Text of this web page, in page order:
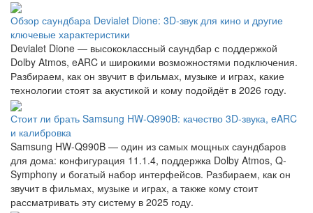
Обзор саундбара Devialet Dione: 3D-звук для кино и другие
ключевые характеристики
Devialet Dione — высококлассный саундбар с поддержкой
Dolby Atmos, eARC и широкими возможностями подключения.
Разбираем, как он звучит в фильмах, музыке и играх, какие
технологии стоят за акустикой и кому подойдёт в 2026 году.
Стоит ли брать Samsung HW-Q990B: качество 3D-звука, eARC
и калибровка
Samsung HW-Q990B — один из самых мощных саундбаров
для дома: конфигурация 11.1.4, поддержка Dolby Atmos, Q-
Symphony и богатый набор интерфейсов. Разбираем, как он
звучит в фильмах, музыке и играх, а также кому стоит
рассматривать эту систему в 2025 году.